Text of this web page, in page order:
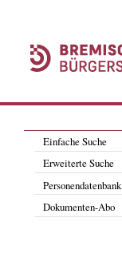
Einfache Suche
Erweiterte Suche
Personendatenbank
Dokumenten-Abo